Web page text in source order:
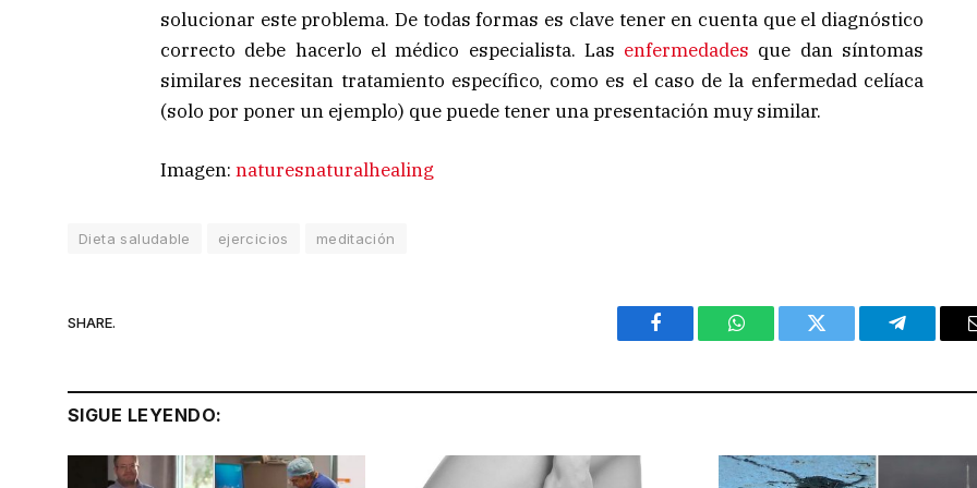
solucionar este problema. De todas formas es clave tener en cuenta que el diagnóstico
correcto debe hacerlo el médico especialista. Las enfermedades que dan síntomas
similares necesitan tratamiento específico, como es el caso de la enfermedad celíaca
(solo por poner un ejemplo) que puede tener una presentación muy similar.
Imagen: naturesnaturalhealing
Dieta saludable ejercicios meditación
SHARE.
Facebook WhatsAppTwitter Telegram
SIGUE LEYENDO: